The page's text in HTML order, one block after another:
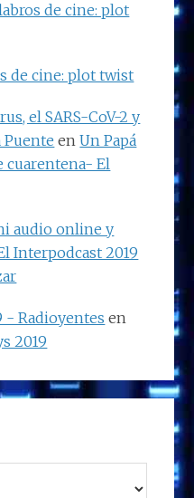
de cine: plot
de cine: plot twist
el SARS-CoV-2 y
Puente enUn Papá
cuarentena- El
audio online y
Interpodcast 2019
- Radioyentes en
2019